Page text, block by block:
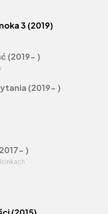
3 (2019)
(2019- )
)
(2019- )